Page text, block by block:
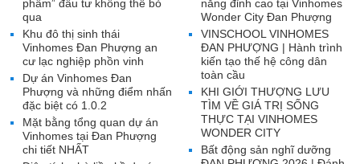
năng đỉnh cao tại Vinhomes
Wonder City Đan Phượng
VINSCHOOL VINHOMES
ĐAN PHƯỢNG | Hành trình
kiến tạo thế hệ công dân
toàn cầu
KHI GIỚI THƯỢNG LƯU
TÌM VỀ GIÁ TRỊ SỐNG
THỰC TẠI VINHOMES
WONDER CITY
Bất động sản nghĩ dưỡng
phẩm” đầu tư không thể bỏ
qua
Khu đô thị sinh thái
Vinhomes Đan Phượng an
cư lạc nghiệp phồn vinh
Dự án Vinhomes Đan
Phượng và những điểm nhấn
đặc biệt có 1.0.2
Mặt bằng tổng quan dự án
Vinhomes tại Đan Phượng
chi tiết NHẤT